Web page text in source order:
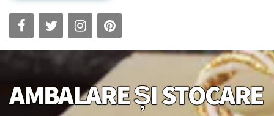
AMBALARE ȘI STOCARE